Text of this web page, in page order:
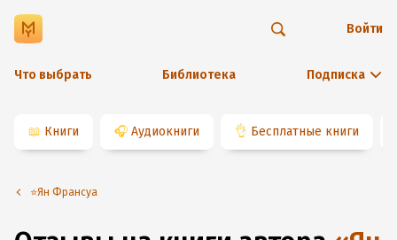
Что выбрать Библиотека Подписка
Войти
📖 Книги 🎧 Аудиокниги 👌 Бесплатные книги
⭐️Ян Франсуа